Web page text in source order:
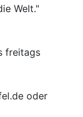
Welt."
freitags
oder